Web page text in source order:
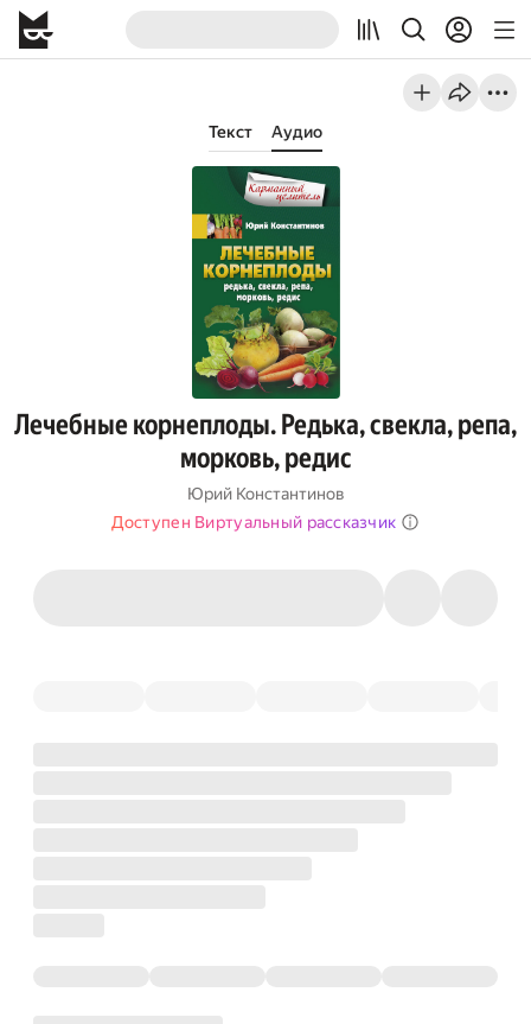
Текст Аудио
Лечебные корнеплоды. Редька, свекла, репа,
морковь, редис
Юрий Константинов
Доступен Виртуальный рассказчик